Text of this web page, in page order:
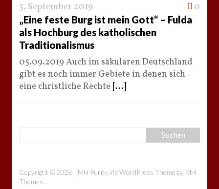
5. September 2019 0
„Eine feste Burg ist mein Gott“ – Fulda
als Hochburg des katholischen
Traditionalismus
05.09.2019 Auch im säkularen Deutschland
gibt es noch immer Gebiete in denen sich
eine christliche Rechte [...]
Copyright © 2026 | MH Purity liteWordPress Theme by MH
Themes